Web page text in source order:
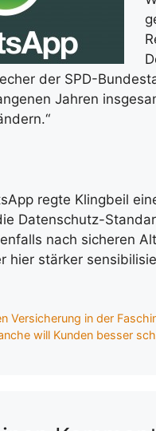
der SPD-
Jahren
regte Klingbeil
Datenschutz-
nach sicheren
hier stärker
Versicherung in der
will Kunden besser